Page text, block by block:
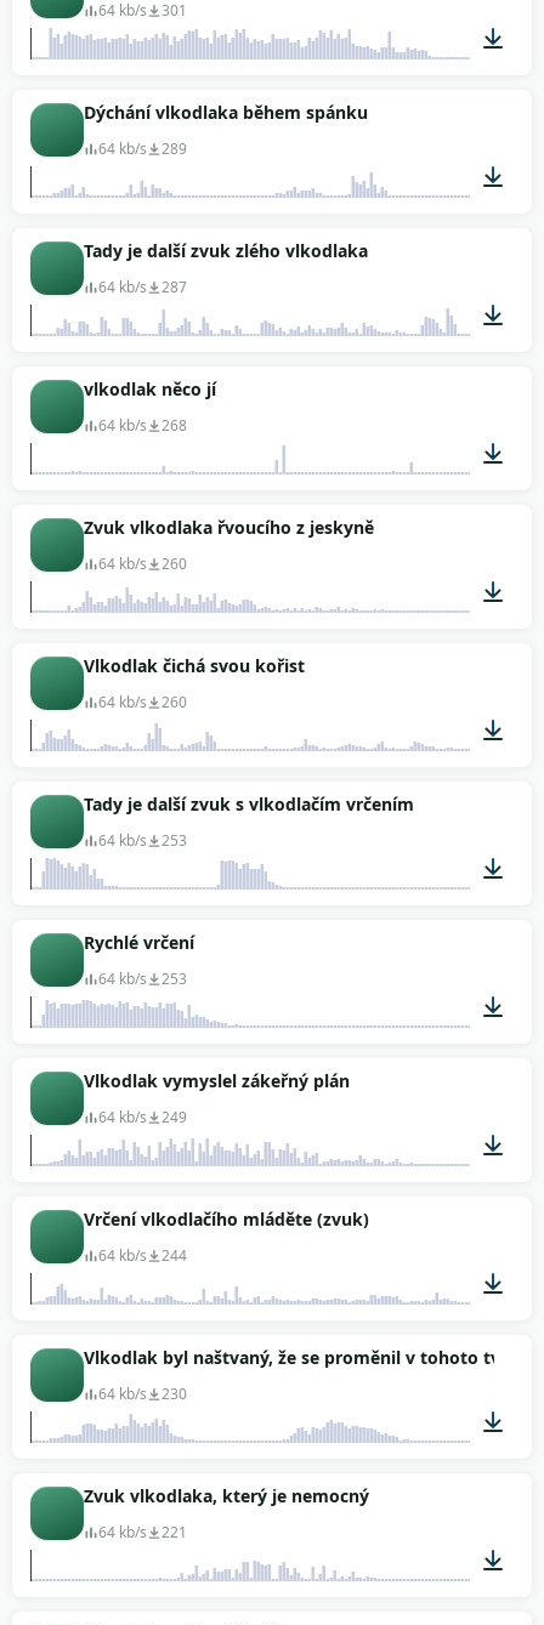
64 kb/s 301
Dýchání vlkodlaka během spánku
64 kb/s 289
Tady je další zvuk zlého vlkodlaka
64 kb/s 287
vlkodlak něco jí
64 kb/s 268
Zvuk vlkodlaka řvoucího z jeskyně
64 kb/s 260
Vlkodlak čichá svou kořist
64 kb/s 260
Tady je další zvuk s vlkodlačím vrčením
64 kb/s 253
Rychlé vrčení
64 kb/s 253
Vlkodlak vymyslel zákeřný plán
64 kb/s 249
Vrčení vlkodlačího mláděte (zvuk)
64 kb/s 244
00:07
Vlkodlak byl naštvaný, že se proměnil v tohoto tvora.
64 kb/s 230
Zvuk vlkodlaka, který je nemocný
64 kb/s 221